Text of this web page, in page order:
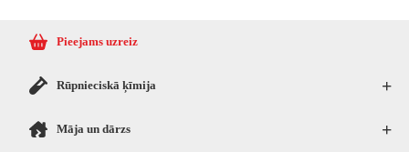
Pieejams uzreiz
+
Rūpnieciskā ķīmija
+
Māja un dārzs